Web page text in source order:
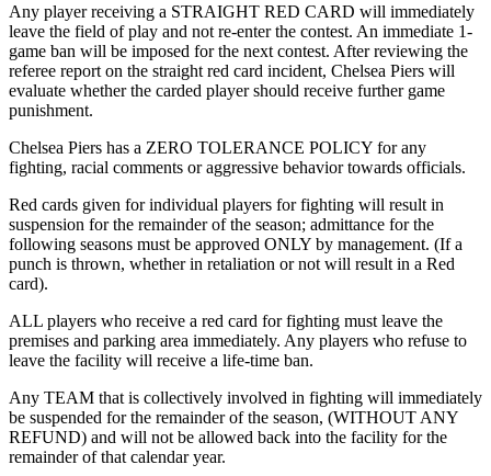
Any player receiving a STRAIGHT RED CARD will immediately
leave the field of play and not re-enter the contest. An immediate 1-
game ban will be imposed for the next contest. After reviewing the
referee report on the straight red card incident, Chelsea Piers will
evaluate whether the carded player should receive further game
punishment.​​​​‌ ‍ ​‍​‍‌‍ ‌ ​‍‌‍‍‌‌‍‌ ‌‍‍‌‌‍ ‍​‍​‍​ ‍‍​‍​‍‌ ​ ‌‍​‌‌‍ ‍‌‍‍‌‌ ‌​‌ ‍‌​‍ ‍‌‍‍‌‌‍ ​‍​‍​‍ ​​‍​‍‌‍‍​‌ ​‍‌‍‌‌‌‍‌‍​‍​‍​ ‍‍​‍​‍‌‍‍​‌ ‌​‌ ‌​‌ ​​‌ ​ ​ ‍‍​‍ ​‍ ‌‍​ ‌‍‍​‌‍‌‌‌‍ ​‌ ​ ‌‍‌‌‌‍​‌‌ ​​‌‍‍‌‌‍‌‌‌ ​‍‌ ​ ​‍ ‍‌ ​ ‌‍​‌‌‍ ‍‌‍‍‌‌ ‌​‌ ‍‌​‍ ‍‌ ​ ‌ ‌​‌ ‌‌‌‍‌​‌‍‍‌‌‍ ​‍ ‌‍‍‌‌‍ ‍‌ ‌​‌‍‌‌‌‍ ‍‌ ‌​​‍ ‌‍‌‌‌‍‌​‌‍‍‌‌ ‌​​‍ ‌‍ ‌‌‍ ‌‍‌​‌‍‌‌​ ‌‌ ​​‌ ​‍‌‍‌‌‌ ​ ‌‍‌‌‌‍ ‍‌ ‌​‌‍​‌‌ ‌​‌‍‍‌‌‍ ‌‍ ‍​ ‍ ‌‍‍‌‌‍‌​​ ‌‌‍​‍​ ‌‌​ ‍​​ ‍‌​ ​‌​ ‍​‌‍‌‍​ ‍​​‍ ‌‌‍​‌‌‍​ ​ ‍​​ ‌​​‍ ‌​ ‌​​ ‌ ‌‍​‍​ ​‌​‍ ‌​ ‍​​ ​​​ ‌‌‌‍‌​​‍ ‌​ ​​​ ‌ ​ ​‌‌‍‌‍​ ​‌​ ‌‌​ ‍​​ ‍‌​ ‍​​ ‌‌​ ‌‌​ ​​​ ‍ ‌ ‌​‌ ‍‌‌ ​​‌‍‌‌​ ‌‌‍‌‍‌‍​‌‌ ​‌​ ‍ ‌ ​​‌‍​‌‌ ‌​‌‍‍​​ ‌‌ ​‍‌‍‍‌‌‍​ ‌‍‍​‌‌‌​‌‍‌‌‌ ‍​‌ ‌​​‍‌‌​ ‌‌‌​​‍‌‌ ‌‍‍ ‌‍‌‌‌ ‍‌​‍‌‌​ ​ ‌​‌​​‍‌‌​ ​ ‌​‌​​‍‌‌​ ​‍​ ​‍​ ‌‍​ ​ ​ ‌ ‌‍​ ​ ‌​​ ​‌​ ‍​‌‍​‍​ ‍‌​ ‌ ‌‍​ ‌‍​‌​‍‌‌​ ​‍​ ​‍​‍‌‌​ ‌‌‌​‌​​‍ ‍‌‍​ ‌‍‍​‌‍‍‌‌‍ ​‌‍‌​‌ ​‍‌‍‌‌‌‍ ‍​‍‌‌​ ‌‌‌​​‍‌‌ ‌‍‍ ‌‍‌‌‌ ‍‌​‍‌‌​ ​ ‌​‌​​‍‌‌​ ​ ‌​‌​​‍‌‌​ ​‍​ ​‍​ ‌‍​ ​ ​ ‌​​ ‍‌​ ‌​​ ‍​​ ‌ ‌‍‌‍‌‍​‌​ ​‍‌‍‌​​ ​‍​‍‌‌​ ​‍​ ​‍​‍‌‌​ ‌‌‌​‌​​‍ ‍‌ ‌​‌‍‌‌‌ ‍​‌ ‌​​ ‌‍​‍‌‍​‌‌ ​ ‌‍‌‌‌‌‌‌‌ ​‍‌‍ ​​ ‌‌‍‍​‌ ‌​‌ ‌​‌ ​​‌ ​ ​‍‌‌​ ​ ‌​​‌​‍‌‌​ ​‍‌​‌‍​‍‌‌​ ​‍‌​‌‍‌‍​ ‌‍‍​‌‍‌‌‌‍ ​‌ ​ ‌‍‌‌‌‍​‌‌ ​​‌‍‍‌‌‍‌‌‌ ​‍‌ ​ ​‍ ‍‌ ​ ‌‍​‌‌‍ ‍‌‍‍‌‌ ‌​‌ ‍‌​‍ ‍‌ ​ ‌ ‌​‌ ‌‌‌‍‌​‌‍‍‌‌‍ ​‍‌‍‌‍‍‌‌‍‌​​ ‌‌‍​‍​ ‌‌​ ‍​​ ‍‌​ ​‌​ ‍​‌‍‌‍​ ‍​​‍ ‌‌‍​‌‌‍​ ​ ‍​​ ‌​​‍ ‌​ ‌​​ ‌ ‌‍​‍​ ​‌​‍ ‌​ ‍​​ ​​​ ‌‌‌‍‌​​‍ ‌​ ​​​ ‌ ​ ​‌‌‍‌‍​ ​‌​ ‌‌​ ‍​​ ‍‌​ ‍​​ ‌‌​ ‌‌​ ​​​‍‌‍‌ ‌​‌ ‍‌‌ ​​‌‍‌‌​ ‌‌‍‌‍‌‍​‌‌ ​‌​‍‌‍‌ ​​‌‍​‌‌ ‌​‌‍‍​​ ‌‌ ​‍‌‍‍‌‌‍​ ‌‍‍​‌‌‌​‌‍‌‌‌ ‍​‌ ‌​​‍‌‌​ ‌‌‌​​‍‌‌ ‌‍‍ ‌‍‌‌‌ ‍‌​‍‌‌​ ​ ‌​‌​​‍‌‌​ ​ ‌​‌​​‍‌‌​ ​‍​ ​‍​ ‌‍​ ​ ​ ‌ ‌‍​ ​ ‌​​ ​‌​ ‍​‌‍​‍​ ‍‌​ ‌ ‌‍​ ‌‍​‌​‍‌‌​ ​‍​ ​‍​‍‌‌​ ‌‌‌​‌​​‍ ‍‌‍​ ‌‍‍​‌‍‍‌‌‍ ​‌‍‌​‌ ​‍‌‍‌‌‌‍ ‍​‍‌‌​ ‌‌‌​​‍‌‌ ‌‍‍ ‌‍‌‌‌ ‍‌​‍‌‌​ ​ ‌​‌​​‍‌‌​ ​ ‌​‌​​‍‌‌​ ​‍​ ​‍​ ‌‍​ ​ ​ ‌​​ ‍‌​ ‌​​ ‍​​ ‌ ‌‍‌‍‌‍​‌​ ​‍‌‍‌​​ ​‍​‍‌‌​ ​‍​ ​‍​‍‌‌​ ‌‌‌​‌​​‍ ‍‌ ‌​‌‍‌‌‌ ‍​‌ ‌​​‍‌‍‌ ​​‌‍‌‌‌ ​‍‌ ​ ‌ ​​‌‍‌‌‌‍​ ‌ ‌​‌‍‍‌‌ ‌‍‌‍‌‌​ ‌‌ ​​‌ ‌‌‌‍​‍‌‍ ​‌‍‍‌‌ ​ ‌‍‍​‌‍‌‌‌‍‌​​‍​‍‌ ‌
Chelsea Piers has a ZERO TOLERANCE POLICY for any
fighting, racial comments or aggressive behavior towards officials.​​​​‌ ‍ ​‍​‍‌‍ ‌ ​‍‌‍‍‌‌‍‌ ‌‍‍‌‌‍ ‍​‍​‍​ ‍‍​‍​‍‌ ​ ‌‍​‌‌‍ ‍‌‍‍‌‌ ‌​‌ ‍‌​‍ ‍‌‍‍‌‌‍ ​‍​‍​‍ ​​‍​‍‌‍‍​‌ ​‍‌‍‌‌‌‍‌‍​‍​‍​ ‍‍​‍​‍‌‍‍​‌ ‌​‌ ‌​‌ ​​‌ ​ ​ ‍‍​‍ ​‍ ‌‍​ ‌‍‍​‌‍‌‌‌‍ ​‌ ​ ‌‍‌‌‌‍​‌‌ ​​‌‍‍‌‌‍‌‌‌ ​‍‌ ​ ​‍ ‍‌ ​ ‌‍​‌‌‍ ‍‌‍‍‌‌ ‌​‌ ‍‌​‍ ‍‌ ​ ‌ ‌​‌ ‌‌‌‍‌​‌‍‍‌‌‍ ​‍ ‌‍‍‌‌‍ ‍‌ ‌​‌‍‌‌‌‍ ‍‌ ‌​​‍ ‌‍‌‌‌‍‌​‌‍‍‌‌ ‌​​‍ ‌‍ ‌‌‍ ‌‍‌​‌‍‌‌​ ‌‌ ​​‌ ​‍‌‍‌‌‌ ​ ‌‍‌‌‌‍ ‍‌ ‌​‌‍​‌‌ ‌​‌‍‍‌‌‍ ‌‍ ‍​ ‍ ‌‍‍‌‌‍‌​​ ‌‌‍​‍​ ‌‌​ ‍​​ ‍‌​ ​‌​ ‍​‌‍‌‍​ ‍​​‍ ‌‌‍​‌‌‍​ ​ ‍​​ ‌​​‍ ‌​ ‌​​ ‌ ‌‍​‍​ ​‌​‍ ‌​ ‍​​ ​​​ ‌‌‌‍‌​​‍ ‌​ ​​​ ‌ ​ ​‌‌‍‌‍​ ​‌​ ‌‌​ ‍​​ ‍‌​ ‍​​ ‌‌​ ‌‌​ ​​​ ‍ ‌ ‌​‌ ‍‌‌ ​​‌‍‌‌​ ‌‌‍‌‍‌‍​‌‌ ​‌​ ‍ ‌ ​​‌‍​‌‌ ‌​‌‍‍​​ ‌‌ ​‍‌‍‍‌‌‍​ ‌‍‍​‌‌‌​‌‍‌‌‌ ‍​‌ ‌​​‍‌‌​ ‌‌‌​​‍‌‌ ‌‍‍ ‌‍‌‌‌ ‍‌​‍‌‌​ ​ ‌​‌​​‍‌‌​ ​ ‌​‌​​‍‌‌​ ​‍​ ​‍‌‍‌‍​ ‌​​ ‌​‌‍‌‌‌‍​‌‌‍​‍​ ​‍‌‍‌‌​ ​‌‌‍​ ​ ​​​ ‌ ​‍‌‌​ ​‍​ ​‍​‍‌‌​ ‌‌‌​‌​​‍ ‍‌‍​ ‌‍‍​‌‍‍‌‌‍ ​‌‍‌​‌ ​‍‌‍‌‌‌‍ ‍​‍‌‌​ ‌‌‌​​‍‌‌ ‌‍‍ ‌‍‌‌‌ ‍‌​‍‌‌​ ​ ‌​‌​​‍‌‌​ ​ ‌​‌​​‍‌‌​ ​‍​ ​‍‌‍​ ​ ​‌‌‍​‌‌‍​‍‌‍​‌‌‍​‌​ ​ ‌‍‌​‌‍‌​​ ‌ ​ ‍​‌‍​‌​‍‌‌​ ​‍​ ​‍​‍‌‌​ ‌‌‌​‌​​‍ ‍‌ ‌​‌‍‌‌‌ ‍​‌ ‌​​ ‌‍​‍‌‍​‌‌ ​ ‌‍‌‌‌‌‌‌‌ ​‍‌‍ ​​ ‌‌‍‍​‌ ‌​‌ ‌​‌ ​​‌ ​ ​‍‌‌​ ​ ‌​​‌​‍‌‌​ ​‍‌​‌‍​‍‌‌​ ​‍‌​‌‍‌‍​ ‌‍‍​‌‍‌‌‌‍ ​‌ ​ ‌‍‌‌‌‍​‌‌ ​​‌‍‍‌‌‍‌‌‌ ​‍‌ ​ ​‍ ‍‌ ​ ‌‍​‌‌‍ ‍‌‍‍‌‌ ‌​‌ ‍‌​‍ ‍‌ ​ ‌ ‌​‌ ‌‌‌‍‌​‌‍‍‌‌‍ ​‍‌‍‌‍‍‌‌‍‌​​ ‌‌‍​‍​ ‌‌​ ‍​​ ‍‌​ ​‌​ ‍​‌‍‌‍​ ‍​​‍ ‌‌‍​‌‌‍​ ​ ‍​​ ‌​​‍ ‌​ ‌​​ ‌ ‌‍​‍​ ​‌​‍ ‌​ ‍​​ ​​​ ‌‌‌‍‌​​‍ ‌​ ​​​ ‌ ​ ​‌‌‍‌‍​ ​‌​ ‌‌​ ‍​​ ‍‌​ ‍​​ ‌‌​ ‌‌​ ​​​‍‌‍‌ ‌​‌ ‍‌‌ ​​‌‍‌‌​ ‌‌‍‌‍‌‍​‌‌ ​‌​‍‌‍‌ ​​‌‍​‌‌ ‌​‌‍‍​​ ‌‌ ​‍‌‍‍‌‌‍​ ‌‍‍​‌‌‌​‌‍‌‌‌ ‍​‌ ‌​​‍‌‌​ ‌‌‌​​‍‌‌ ‌‍‍ ‌‍‌‌‌ ‍‌​‍‌‌​ ​ ‌​‌​​‍‌‌​ ​ ‌​‌​​‍‌‌​ ​‍​ ​‍‌‍‌‍​ ‌​​ ‌​‌‍‌‌‌‍​‌‌‍​‍​ ​‍‌‍‌‌​ ​‌‌‍​ ​ ​​​ ‌ ​‍‌‌​ ​‍​ ​‍​‍‌‌​ ‌‌‌​‌​​‍ ‍‌‍​ ‌‍‍​‌‍‍‌‌‍ ​‌‍‌​‌ ​‍‌‍‌‌‌‍ ‍​‍‌‌​ ‌‌‌​​‍‌‌ ‌‍‍ ‌‍‌‌‌ ‍‌​‍‌‌​ ​ ‌​‌​​‍‌‌​ ​ ‌​‌​​‍‌‌​ ​‍​ ​‍‌‍​ ​ ​‌‌‍​‌‌‍​‍‌‍​‌‌‍​‌​ ​ ‌‍‌​‌‍‌​​ ‌ ​ ‍​‌‍​‌​‍‌‌​ ​‍​ ​‍​‍‌‌​ ‌‌‌​‌​​‍ ‍‌ ‌​‌‍‌‌‌ ‍​‌ ‌​​‍‌‍‌ ​​‌‍‌‌‌ ​‍‌ ​ ‌ ​​‌‍‌‌‌‍​ ‌ ‌​‌‍‍‌‌ ‌‍‌‍‌‌​ ‌‌ ​​‌ ‌‌‌‍​‍‌‍ ​‌‍‍‌‌ ​ ‌‍‍​‌‍‌‌‌‍‌​​‍​‍‌ ‌
Red cards given for individual players for fighting will result in
suspension for the remainder of the season; admittance for the
following seasons must be approved ONLY by management. (If a
punch is thrown, whether in retaliation or not will result in a Red
card).​​​​‌ ‍ ​‍​‍‌‍ ‌ ​‍‌‍‍‌‌‍‌ ‌‍‍‌‌‍ ‍​‍​‍​ ‍‍​‍​‍‌ ​ ‌‍​‌‌‍ ‍‌‍‍‌‌ ‌​‌ ‍‌​‍ ‍‌‍‍‌‌‍ ​‍​‍​‍ ​​‍​‍‌‍‍​‌ ​‍‌‍‌‌‌‍‌‍​‍​‍​ ‍‍​‍​‍‌‍‍​‌ ‌​‌ ‌​‌ ​​‌ ​ ​ ‍‍​‍ ​‍ ‌‍​ ‌‍‍​‌‍‌‌‌‍ ​‌ ​ ‌‍‌‌‌‍​‌‌ ​​‌‍‍‌‌‍‌‌‌ ​‍‌ ​ ​‍ ‍‌ ​ ‌‍​‌‌‍ ‍‌‍‍‌‌ ‌​‌ ‍‌​‍ ‍‌ ​ ‌ ‌​‌ ‌‌‌‍‌​‌‍‍‌‌‍ ​‍ ‌‍‍‌‌‍ ‍‌ ‌​‌‍‌‌‌‍ ‍‌ ‌​​‍ ‌‍‌‌‌‍‌​‌‍‍‌‌ ‌​​‍ ‌‍ ‌‌‍ ‌‍‌​‌‍‌‌​ ‌‌ ​​‌ ​‍‌‍‌‌‌ ​ ‌‍‌‌‌‍ ‍‌ ‌​‌‍​‌‌ ‌​‌‍‍‌‌‍ ‌‍ ‍​ ‍ ‌‍‍‌‌‍‌​​ ‌‌‍​‍​ ‌‌​ ‍​​ ‍‌​ ​‌​ ‍​‌‍‌‍​ ‍​​‍ ‌‌‍​‌‌‍​ ​ ‍​​ ‌​​‍ ‌​ ‌​​ ‌ ‌‍​‍​ ​‌​‍ ‌​ ‍​​ ​​​ ‌‌‌‍‌​​‍ ‌​ ​​​ ‌ ​ ​‌‌‍‌‍​ ​‌​ ‌‌​ ‍​​ ‍‌​ ‍​​ ‌‌​ ‌‌​ ​​​ ‍ ‌ ‌​‌ ‍‌‌ ​​‌‍‌‌​ ‌‌‍‌‍‌‍​‌‌ ​‌​ ‍ ‌ ​​‌‍​‌‌ ‌​‌‍‍​​ ‌‌ ​‍‌‍‍‌‌‍​ ‌‍‍​‌‌‌​‌‍‌‌‌ ‍​‌ ‌​​‍‌‌​ ‌‌‌​​‍‌‌ ‌‍‍ ‌‍‌‌‌ ‍‌​‍‌‌​ ​ ‌​‌​​‍‌‌​ ​ ‌​‌​​‍‌‌​ ​‍​ ​‍​ ‌‍‌‍‌​‌‍​ ‌‍‌​​ ‌‍‌‍‌‌​ ‌‍‌‍‌​​ ‍​​ ‍‌​ ‌ ​ ‌‌​‍‌‌​ ​‍​ ​‍​‍‌‌​ ‌‌‌​‌​​‍ ‍‌‍​ ‌‍‍​‌‍‍‌‌‍ ​‌‍‌​‌ ​‍‌‍‌‌‌‍ ‍​‍‌‌​ ‌‌‌​​‍‌‌ ‌‍‍ ‌‍‌‌‌ ‍‌​‍‌‌​ ​ ‌​‌​​‍‌‌​ ​ ‌​‌​​‍‌‌​ ​‍​ ​‍​ ‌ ‌‍‌‍​ ‌‌‌‍​‍‌‍‌‍‌‍​‌‌‍​ ‌‍​‌​ ‍​​ ‌ ​ ‌ ‌‍‌​​‍‌‌​ ​‍​ ​‍​‍‌‌​ ‌‌‌​‌​​‍ ‍‌ ‌​‌‍‌‌‌ ‍​‌ ‌​​ ‌‍​‍‌‍​‌‌ ​ ‌‍‌‌‌‌‌‌‌ ​‍‌‍ ​​ ‌‌‍‍​‌ ‌​‌ ‌​‌ ​​‌ ​ ​‍‌‌​ ​ ‌​​‌​‍‌‌​ ​‍‌​‌‍​‍‌‌​ ​‍‌​‌‍‌‍​ ‌‍‍​‌‍‌‌‌‍ ​‌ ​ ‌‍‌‌‌‍​‌‌ ​​‌‍‍‌‌‍‌‌‌ ​‍‌ ​ ​‍ ‍‌ ​ ‌‍​‌‌‍ ‍‌‍‍‌‌ ‌​‌ ‍‌​‍ ‍‌ ​ ‌ ‌​‌ ‌‌‌‍‌​‌‍‍‌‌‍ ​‍‌‍‌‍‍‌‌‍‌​​ ‌‌‍​‍​ ‌‌​ ‍​​ ‍‌​ ​‌​ ‍​‌‍‌‍​ ‍​​‍ ‌‌‍​‌‌‍​ ​ ‍​​ ‌​​‍ ‌​ ‌​​ ‌ ‌‍​‍​ ​‌​‍ ‌​ ‍​​ ​​​ ‌‌‌‍‌​​‍ ‌​ ​​​ ‌ ​ ​‌‌‍‌‍​ ​‌​ ‌‌​ ‍​​ ‍‌​ ‍​​ ‌‌​ ‌‌​ ​​​‍‌‍‌ ‌​‌ ‍‌‌ ​​‌‍‌‌​ ‌‌‍‌‍‌‍​‌‌ ​‌​‍‌‍‌ ​​‌‍​‌‌ ‌​‌‍‍​​ ‌‌ ​‍‌‍‍‌‌‍​ ‌‍‍​‌‌‌​‌‍‌‌‌ ‍​‌ ‌​​‍‌‌​ ‌‌‌​​‍‌‌ ‌‍‍ ‌‍‌‌‌ ‍‌​‍‌‌​ ​ ‌​‌​​‍‌‌​ ​ ‌​‌​​‍‌‌​ ​‍​ ​‍​ ‌‍‌‍‌​‌‍​ ‌‍‌​​ ‌‍‌‍‌‌​ ‌‍‌‍‌​​ ‍​​ ‍‌​ ‌ ​ ‌‌​‍‌‌​ ​‍​ ​‍​‍‌‌​ ‌‌‌​‌​​‍ ‍‌‍​ ‌‍‍​‌‍‍‌‌‍ ​‌‍‌​‌ ​‍‌‍‌‌‌‍ ‍​‍‌‌​ ‌‌‌​​‍‌‌ ‌‍‍ ‌‍‌‌‌ ‍‌​‍‌‌​ ​ ‌​‌​​‍‌‌​ ​ ‌​‌​​‍‌‌​ ​‍​ ​‍​ ‌ ‌‍‌‍​ ‌‌‌‍​‍‌‍‌‍‌‍​‌‌‍​ ‌‍​‌​ ‍​​ ‌ ​ ‌ ‌‍‌​​‍‌‌​ ​‍​ ​‍​‍‌‌​ ‌‌‌​‌​​‍ ‍‌ ‌​‌‍‌‌‌ ‍​‌ ‌​​‍‌‍‌ ​​‌‍‌‌‌ ​‍‌ ​ ‌ ​​‌‍‌‌‌‍​ ‌ ‌​‌‍‍‌‌ ‌‍‌‍‌‌​ ‌‌ ​​‌ ‌‌‌‍​‍‌‍ ​‌‍‍‌‌ ​ ‌‍‍​‌‍‌‌‌‍‌​​‍​‍‌ ‌
ALL players who receive a red card for fighting must leave the
premises and parking area immediately. Any players who refuse to
leave the facility will receive a life-time ban.​​​​‌ ‍ ​‍​‍‌‍ ‌ ​‍‌‍‍‌‌‍‌ ‌‍‍‌‌‍ ‍​‍​‍​ ‍‍​‍​‍‌ ​ ‌‍​‌‌‍ ‍‌‍‍‌‌ ‌​‌ ‍‌​‍ ‍‌‍‍‌‌‍ ​‍​‍​‍ ​​‍​‍‌‍‍​‌ ​‍‌‍‌‌‌‍‌‍​‍​‍​ ‍‍​‍​‍‌‍‍​‌ ‌​‌ ‌​‌ ​​‌ ​ ​ ‍‍​‍ ​‍ ‌‍​ ‌‍‍​‌‍‌‌‌‍ ​‌ ​ ‌‍‌‌‌‍​‌‌ ​​‌‍‍‌‌‍‌‌‌ ​‍‌ ​ ​‍ ‍‌ ​ ‌‍​‌‌‍ ‍‌‍‍‌‌ ‌​‌ ‍‌​‍ ‍‌ ​ ‌ ‌​‌ ‌‌‌‍‌​‌‍‍‌‌‍ ​‍ ‌‍‍‌‌‍ ‍‌ ‌​‌‍‌‌‌‍ ‍‌ ‌​​‍ ‌‍‌‌‌‍‌​‌‍‍‌‌ ‌​​‍ ‌‍ ‌‌‍ ‌‍‌​‌‍‌‌​ ‌‌ ​​‌ ​‍‌‍‌‌‌ ​ ‌‍‌‌‌‍ ‍‌ ‌​‌‍​‌‌ ‌​‌‍‍‌‌‍ ‌‍ ‍​ ‍ ‌‍‍‌‌‍‌​​ ‌‌‍​‍​ ‌‌​ ‍​​ ‍‌​ ​‌​ ‍​‌‍‌‍​ ‍​​‍ ‌‌‍​‌‌‍​ ​ ‍​​ ‌​​‍ ‌​ ‌​​ ‌ ‌‍​‍​ ​‌​‍ ‌​ ‍​​ ​​​ ‌‌‌‍‌​​‍ ‌​ ​​​ ‌ ​ ​‌‌‍‌‍​ ​‌​ ‌‌​ ‍​​ ‍‌​ ‍​​ ‌‌​ ‌‌​ ​​​ ‍ ‌ ‌​‌ ‍‌‌ ​​‌‍‌‌​ ‌‌‍‌‍‌‍​‌‌ ​‌​ ‍ ‌ ​​‌‍​‌‌ ‌​‌‍‍​​ ‌‌ ​‍‌‍‍‌‌‍​ ‌‍‍​‌‌‌​‌‍‌‌‌ ‍​‌ ‌​​‍‌‌​ ‌‌‌​​‍‌‌ ‌‍‍ ‌‍‌‌‌ ‍‌​‍‌‌​ ​ ‌​‌​​‍‌‌​ ​ ‌​‌​​‍‌‌​ ​‍​ ​‍​ ‍​​ ‌‌​ ‍​​ ​ ​ ​​‌‍‌‍‌‍​‍​ ‍‌‌‍​‍​ ‌‍​ ‌‍‌‍​‍​‍‌‌​ ​‍​ ​‍​‍‌‌​ ‌‌‌​‌​​‍ ‍‌‍​ ‌‍‍​‌‍‍‌‌‍ ​‌‍‌​‌ ​‍‌‍‌‌‌‍ ‍​‍‌‌​ ‌‌‌​​‍‌‌ ‌‍‍ ‌‍‌‌‌ ‍‌​‍‌‌​ ​ ‌​‌​​‍‌‌​ ​ ‌​‌​​‍‌‌​ ​‍​ ​‍​ ‍‌​ ‌​​ ‌‌​ ‌‍‌‍​‌​ ​‌‌‍‌​​ ‍​​ ‌​‌‍​ ​ ‍‌​ ‌ ​‍‌‌​ ​‍​ ​‍​‍‌‌​ ‌‌‌​‌​​‍ ‍‌ ‌​‌‍‌‌‌ ‍​‌ ‌​​ ‌‍​‍‌‍​‌‌ ​ ‌‍‌‌‌‌‌‌‌ ​‍‌‍ ​​ ‌‌‍‍​‌ ‌​‌ ‌​‌ ​​‌ ​ ​‍‌‌​ ​ ‌​​‌​‍‌‌​ ​‍‌​‌‍​‍‌‌​ ​‍‌​‌‍‌‍​ ‌‍‍​‌‍‌‌‌‍ ​‌ ​ ‌‍‌‌‌‍​‌‌ ​​‌‍‍‌‌‍‌‌‌ ​‍‌ ​ ​‍ ‍‌ ​ ‌‍​‌‌‍ ‍‌‍‍‌‌ ‌​‌ ‍‌​‍ ‍‌ ​ ‌ ‌​‌ ‌‌‌‍‌​‌‍‍‌‌‍ ​‍‌‍‌‍‍‌‌‍‌​​ ‌‌‍​‍​ ‌‌​ ‍​​ ‍‌​ ​‌​ ‍​‌‍‌‍​ ‍​​‍ ‌‌‍​‌‌‍​ ​ ‍​​ ‌​​‍ ‌​ ‌​​ ‌ ‌‍​‍​ ​‌​‍ ‌​ ‍​​ ​​​ ‌‌‌‍‌​​‍ ‌​ ​​​ ‌ ​ ​‌‌‍‌‍​ ​‌​ ‌‌​ ‍​​ ‍‌​ ‍​​ ‌‌​ ‌‌​ ​​​‍‌‍‌ ‌​‌ ‍‌‌ ​​‌‍‌‌​ ‌‌‍‌‍‌‍​‌‌ ​‌​‍‌‍‌ ​​‌‍​‌‌ ‌​‌‍‍​​ ‌‌ ​‍‌‍‍‌‌‍​ ‌‍‍​‌‌‌​‌‍‌‌‌ ‍​‌ ‌​​‍‌‌​ ‌‌‌​​‍‌‌ ‌‍‍ ‌‍‌‌‌ ‍‌​‍‌‌​ ​ ‌​‌​​‍‌‌​ ​ ‌​‌​​‍‌‌​ ​‍​ ​‍​ ‍​​ ‌‌​ ‍​​ ​ ​ ​​‌‍‌‍‌‍​‍​ ‍‌‌‍​‍​ ‌‍​ ‌‍‌‍​‍​‍‌‌​ ​‍​ ​‍​‍‌‌​ ‌‌‌​‌​​‍ ‍‌‍​ ‌‍‍​‌‍‍‌‌‍ ​‌‍‌​‌ ​‍‌‍‌‌‌‍ ‍​‍‌‌​ ‌‌‌​​‍‌‌ ‌‍‍ ‌‍‌‌‌ ‍‌​‍‌‌​ ​ ‌​‌​​‍‌‌​ ​ ‌​‌​​‍‌‌​ ​‍​ ​‍​ ‍‌​ ‌​​ ‌‌​ ‌‍‌‍​‌​ ​‌‌‍‌​​ ‍​​ ‌​‌‍​ ​ ‍‌​ ‌ ​‍‌‌​ ​‍​ ​‍​‍‌‌​ ‌‌‌​‌​​‍ ‍‌ ‌​‌‍‌‌‌ ‍​‌ ‌​​‍‌‍‌ ​​‌‍‌‌‌ ​‍‌ ​ ‌ ​​‌‍‌‌‌‍​ ‌ ‌​‌‍‍‌‌ ‌‍‌‍‌‌​ ‌‌ ​​‌ ‌‌‌‍​‍‌‍ ​‌‍‍‌‌ ​ ‌‍‍​‌‍‌‌‌‍‌​​‍​‍‌ ‌
Any TEAM that is collectively involved in fighting will immediately
be suspended for the remainder of the season, (WITHOUT ANY
REFUND) and will not be allowed back into the facility for the
remainder of that calendar year.​​​​‌ ‍ ​‍​‍‌‍ ‌ ​‍‌‍‍‌‌‍‌ ‌‍‍‌‌‍ ‍​‍​‍​ ‍‍​‍​‍‌ ​ ‌‍​‌‌‍ ‍‌‍‍‌‌ ‌​‌ ‍‌​‍ ‍‌‍‍‌‌‍ ​‍​‍​‍ ​​‍​‍‌‍‍​‌ ​‍‌‍‌‌‌‍‌‍​‍​‍​ ‍‍​‍​‍‌‍‍​‌ ‌​‌ ‌​‌ ​​‌ ​ ​ ‍‍​‍ ​‍ ‌‍​ ‌‍‍​‌‍‌‌‌‍ ​‌ ​ ‌‍‌‌‌‍​‌‌ ​​‌‍‍‌‌‍‌‌‌ ​‍‌ ​ ​‍ ‍‌ ​ ‌‍​‌‌‍ ‍‌‍‍‌‌ ‌​‌ ‍‌​‍ ‍‌ ​ ‌ ‌​‌ ‌‌‌‍‌​‌‍‍‌‌‍ ​‍ ‌‍‍‌‌‍ ‍‌ ‌​‌‍‌‌‌‍ ‍‌ ‌​​‍ ‌‍‌‌‌‍‌​‌‍‍‌‌ ‌​​‍ ‌‍ ‌‌‍ ‌‍‌​‌‍‌‌​ ‌‌ ​​‌ ​‍‌‍‌‌‌ ​ ‌‍‌‌‌‍ ‍‌ ‌​‌‍​‌‌ ‌​‌‍‍‌‌‍ ‌‍ ‍​ ‍ ‌‍‍‌‌‍‌​​ ‌‌‍​‍​ ‌‌​ ‍​​ ‍‌​ ​‌​ ‍​‌‍‌‍​ ‍​​‍ ‌‌‍​‌‌‍​ ​ ‍​​ ‌​​‍ ‌​ ‌​​ ‌ ‌‍​‍​ ​‌​‍ ‌​ ‍​​ ​​​ ‌‌‌‍‌​​‍ ‌​ ​​​ ‌ ​ ​‌‌‍‌‍​ ​‌​ ‌‌​ ‍​​ ‍‌​ ‍​​ ‌‌​ ‌‌​ ​​​ ‍ ‌ ‌​‌ ‍‌‌ ​​‌‍‌‌​ ‌‌‍‌‍‌‍​‌‌ ​‌​ ‍ ‌ ​​‌‍​‌‌ ‌​‌‍‍​​ ‌‌ ​‍‌‍‍‌‌‍​ ‌‍‍​‌‌‌​‌‍‌‌‌ ‍​‌ ‌​​‍‌‌​ ‌‌‌​​‍‌‌ ‌‍‍ ‌‍‌‌‌ ‍‌​‍‌‌​ ​ ‌​‌​​‍‌‌​ ​ ‌​‌​​‍‌‌​ ​‍​ ​‍‌‍‌​‌‍​ ​ ‌‌‌‍​‍‌‍‌‌‌‍​‌‌‍‌‍​ ​‌‌‍‌‌‌‍​‍​ ‌​​ ‌‍​‍‌‌​ ​‍​ ​‍​‍‌‌​ ‌‌‌​‌​​‍ ‍‌‍​ ‌‍‍​‌‍‍‌‌‍ ​‌‍‌​‌ ​‍‌‍‌‌‌‍ ‍​‍‌‌​ ‌‌‌​​‍‌‌ ‌‍‍ ‌‍‌‌‌ ‍‌​‍‌‌​ ​ ‌​‌​​‍‌‌​ ​ ‌​‌​​‍‌‌​ ​‍​ ​‍​ ‍‌‌‍​‌‌‍​‍‌‍​‍​ ​ ​ ‌ ​ ​​‌‍‌‌‌‍‌​​ ​‍‌‍​‍​ ‌​​‍‌‌​ ​‍​ ​‍​‍‌‌​ ‌‌‌​‌​​‍ ‍‌ ‌​‌‍‌‌‌ ‍​‌ ‌​​ ‌‍​‍‌‍​‌‌ ​ ‌‍‌‌‌‌‌‌‌ ​‍‌‍ ​​ ‌‌‍‍​‌ ‌​‌ ‌​‌ ​​‌ ​ ​‍‌‌​ ​ ‌​​‌​‍‌‌​ ​‍‌​‌‍​‍‌‌​ ​‍‌​‌‍‌‍​ ‌‍‍​‌‍‌‌‌‍ ​‌ ​ ‌‍‌‌‌‍​‌‌ ​​‌‍‍‌‌‍‌‌‌ ​‍‌ ​ ​‍ ‍‌ ​ ‌‍​‌‌‍ ‍‌‍‍‌‌ ‌​‌ ‍‌​‍ ‍‌ ​ ‌ ‌​‌ ‌‌‌‍‌​‌‍‍‌‌‍ ​‍‌‍‌‍‍‌‌‍‌​​ ‌‌‍​‍​ ‌‌​ ‍​​ ‍‌​ ​‌​ ‍​‌‍‌‍​ ‍​​‍ ‌‌‍​‌‌‍​ ​ ‍​​ ‌​​‍ ‌​ ‌​​ ‌ ‌‍​‍​ ​‌​‍ ‌​ ‍​​ ​​​ ‌‌‌‍‌​​‍ ‌​ ​​​ ‌ ​ ​‌‌‍‌‍​ ​‌​ ‌‌​ ‍​​ ‍‌​ ‍​​ ‌‌​ ‌‌​ ​​​‍‌‍‌ ‌​‌ ‍‌‌ ​​‌‍‌‌​ ‌‌‍‌‍‌‍​‌‌ ​‌​‍‌‍‌ ​​‌‍​‌‌ ‌​‌‍‍​​ ‌‌ ​‍‌‍‍‌‌‍​ ‌‍‍​‌‌‌​‌‍‌‌‌ ‍​‌ ‌​​‍‌‌​ ‌‌‌​​‍‌‌ ‌‍‍ ‌‍‌‌‌ ‍‌​‍‌‌​ ​ ‌​‌​​‍‌‌​ ​ ‌​‌​​‍‌‌​ ​‍​ ​‍‌‍‌​‌‍​ ​ ‌‌‌‍​‍‌‍‌‌‌‍​‌‌‍‌‍​ ​‌‌‍‌‌‌‍​‍​ ‌​​ ‌‍​‍‌‌​ ​‍​ ​‍​‍‌‌​ ‌‌‌​‌​​‍ ‍‌‍​ ‌‍‍​‌‍‍‌‌‍ ​‌‍‌​‌ ​‍‌‍‌‌‌‍ ‍​‍‌‌​ ‌‌‌​​‍‌‌ ‌‍‍ ‌‍‌‌‌ ‍‌​‍‌‌​ ​ ‌​‌​​‍‌‌​ ​ ‌​‌​​‍‌‌​ ​‍​ ​‍​ ‍‌‌‍​‌‌‍​‍‌‍​‍​ ​ ​ ‌ ​ ​​‌‍‌‌‌‍‌​​ ​‍‌‍​‍​ ‌​​‍‌‌​ ​‍​ ​‍​‍‌‌​ ‌‌‌​‌​​‍ ‍‌ ‌​‌‍‌‌‌ ‍​‌ ‌​​‍‌‍‌ ​​‌‍‌‌‌ ​‍‌ ​ ‌ ​​‌‍‌‌‌‍​ ‌ ‌​‌‍‍‌‌ ‌‍‌‍‌‌​ ‌‌ ​​‌ ‌‌‌‍​‍‌‍ ​‌‍‍‌‌ ​ ‌‍‍​‌‍‌‌‌‍‌​​‍​‍‌ ‌